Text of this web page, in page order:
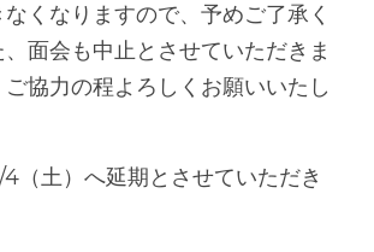
くなりますので、予めご了承く
面会も中止とさせていただきま
協力の程よろしくお願いいたし
4（土）へ延期とさせていただき